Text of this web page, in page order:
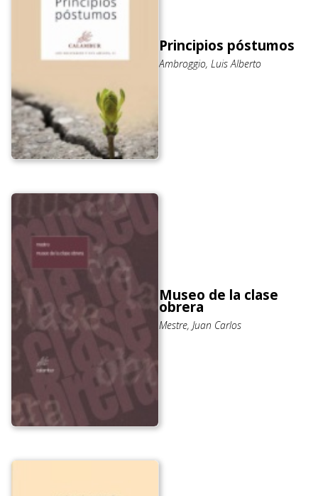
Principios póstumos
Ambroggio, Luis Alberto
Museo de la clase
obrera
Mestre, Juan Carlos